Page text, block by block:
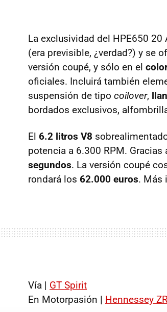
La exclusividad del HPE650
(era previsible, ¿verdad?) y se
versión coupé, y sólo en el
oficiales. Incluirá también
suspensión de tipo coilover,
bordados exclusivos,
El 6.2 litros V8
potencia a 6.300 RPM. Gracias
segundos. La versión coupé
rondará los 62.000 euros. Más
Vía | GT Spirit
En Motorpasión | Hennessey